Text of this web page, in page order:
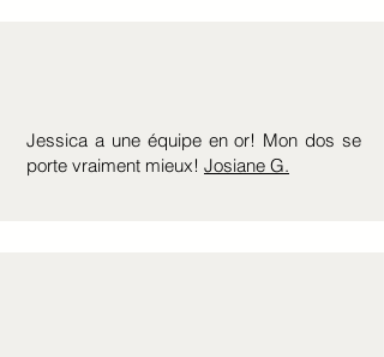
Jessica a une équipe en or! Mon dos se
porte vraiment mieux! Josiane G.